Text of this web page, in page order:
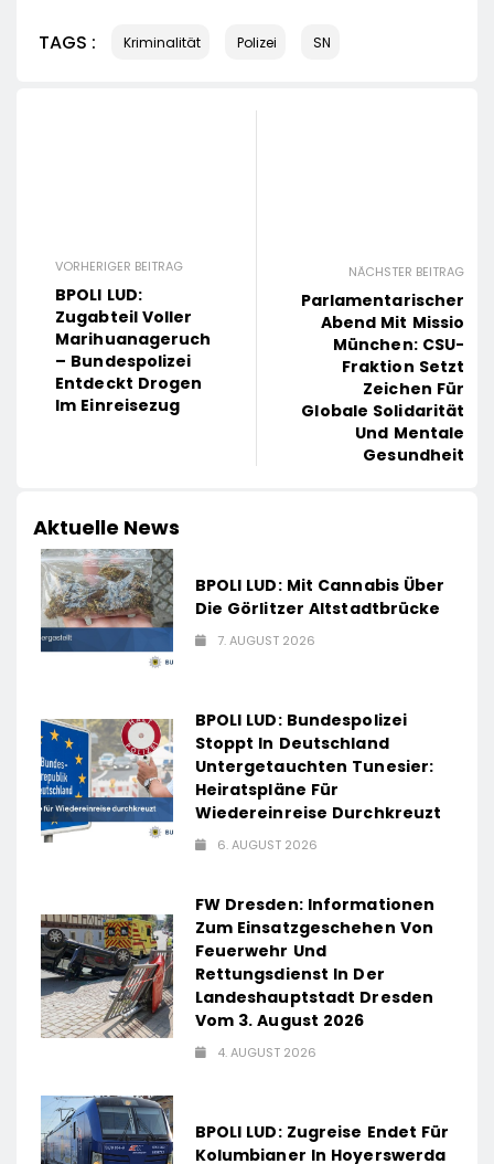
TAGS : Kriminalität Polizei SN
VORHERIGER BEITRAG
BPOLI LUD:
Zugabteil Voller
Marihuanageruch
– Bundespolizei
Entdeckt Drogen
Im Einreisezug
NÄCHSTER BEITRAG
Parlamentarischer
Abend Mit Missio
München: CSU-
Fraktion Setzt
Zeichen Für
Globale Solidarität
Und Mentale
Gesundheit
Aktuelle News
BPOLI LUD: Mit Cannabis Über
Die Görlitzer Altstadtbrücke
7. AUGUST 2026
BPOLI LUD: Bundespolizei
Stoppt In Deutschland
Untergetauchten Tunesier:
Heiratspläne Für
Wiedereinreise Durchkreuzt
6. AUGUST 2026
FW Dresden: Informationen
Zum Einsatzgeschehen Von
Feuerwehr Und
Rettungsdienst In Der
Landeshauptstadt Dresden
Vom 3. August 2026
4. AUGUST 2026
BPOLI LUD: Zugreise Endet Für
Kolumbianer In Hoyerswerda